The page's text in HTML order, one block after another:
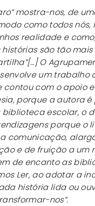
mostra-nos, de
como todos
realidade e
histórias são tão
O
um
com o apoio
porque a autora
escolar, o
porque o
comunicação,
e de fruição a um
de encanto as
Ler, ao adotar a
história lida ou
nos”.